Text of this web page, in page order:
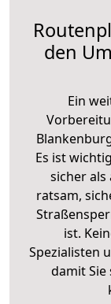
den
Ein
Es ist
sicher als
ratsam,
ist.
Spezialisten
damit Sie